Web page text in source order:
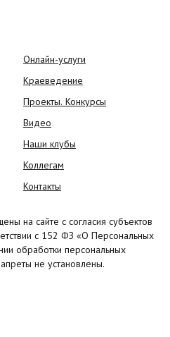
Онлайн-услуги
Краеведение
Проекты. Конкурсы
Видео
Наши клубы
Коллегам
Контакты
на сайте с согласия субъектов
с 152 ФЗ «О Персональных
обработки персональных
не установлены.